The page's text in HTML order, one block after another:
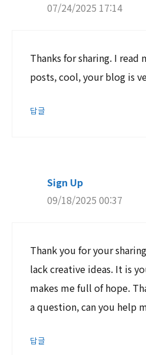
07/24/2025 17:14
Thanks for sharing. I read
posts, cool, your blog is
답글
Sign Up
09/18/2025 00:37
Thank you for your
lack creative ideas. It is
makes me full of hope.
a question, can you help
답글